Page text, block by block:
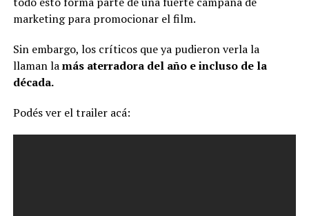
marketing para promocionar el film.
Sin embargo, los críticos que ya pudieron verla la
llaman lamás aterradora del año e incluso de la
década.
Podés ver el trailer acá: